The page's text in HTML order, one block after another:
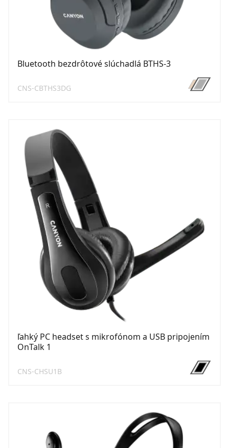
Bluetooth bezdrôtové slúchadlá BTHS-3
CNS-CBTHS3DG
ľahký PC headset s mikrofónom a USB pripojením
OnTalk 1
CNS-CHSU1B